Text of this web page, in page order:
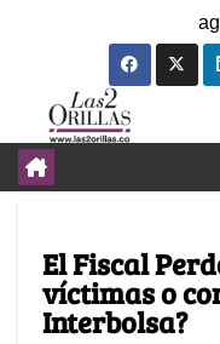
El Fiscal
víctimas o
Interbolsa?